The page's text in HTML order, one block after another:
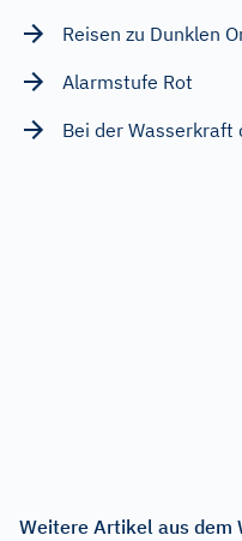
Reisen zu Dunklen
Alarmstufe Rot
Bei der Wasserkraft
Weitere Artikel aus dem